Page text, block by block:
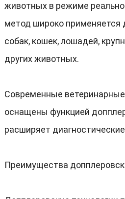
животных в режиме
метод широко применяется
собак, кошек,лошадей,
других животных.
Современные
оснащены функцией
расширяет
Преимущества